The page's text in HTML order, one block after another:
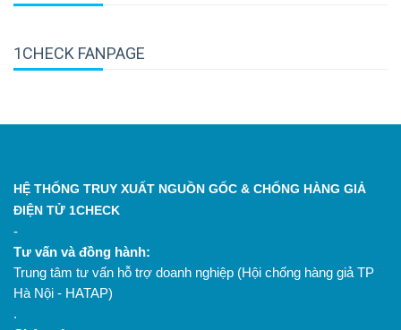
1CHECK FANPAGE
HỆ THỐNG TRUY XUẤT NGUỒN GỐC & CHỐNG HÀNG GIẢ
ĐIỆN TỬ 1CHECK
-
Tư vấn và đồng hành:
Trung tâm tư vấn hỗ trợ doanh nghiệp (Hội chống hàng giả TP
Hà Nội - HATAP)
.